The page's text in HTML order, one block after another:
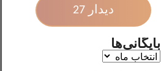
دیدار 27
بایگانی‌ها